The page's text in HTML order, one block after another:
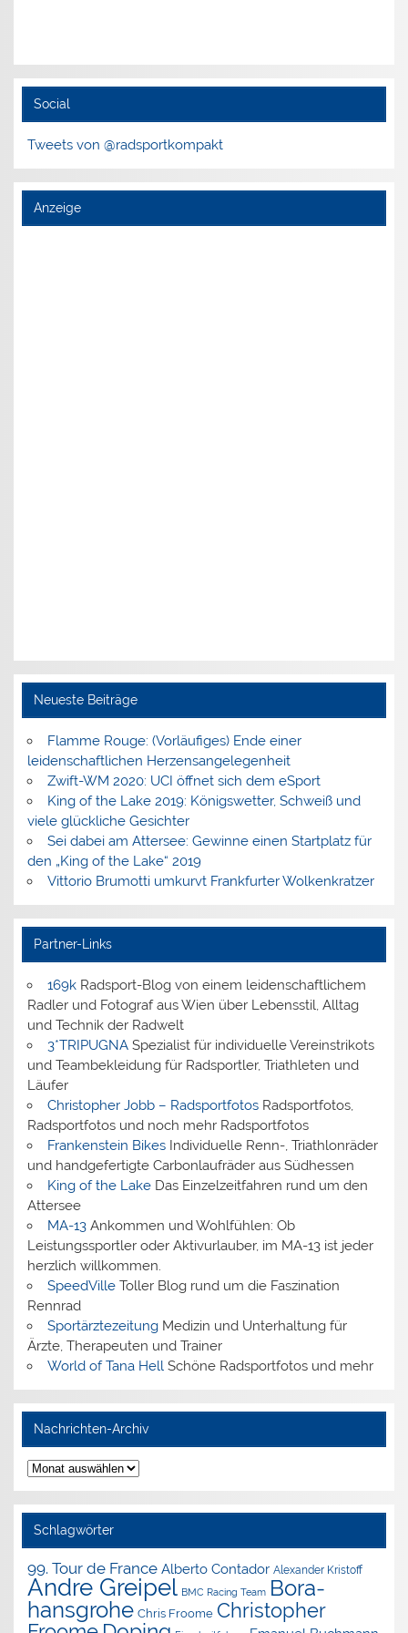
Social
Tweets von @radsportkompakt
Anzeige
Neueste Beiträge
Flamme Rouge: (Vorläufiges) Ende einer
leidenschaftlichen Herzensangelegenheit
Zwift-WM 2020: UCI öffnet sich dem eSport
King of the Lake 2019: Königswetter, Schweiß und
viele glückliche Gesichter
Sei dabei am Attersee: Gewinne einen Startplatz für
den „King of the Lake“ 2019
Vittorio Brumotti umkurvt Frankfurter Wolkenkratzer
Partner-Links
169kRadsport-Blog von einem leidenschaftlichem
Radler und Fotograf aus Wien über Lebensstil, Alltag
und Technik der Radwelt
3*TRIPUGNASpezialist für individuelle Vereinstrikots
und Teambekleidung für Radsportler, Triathleten und
Läufer
Christopher Jobb – RadsportfotosRadsportfotos,
Radsportfotos und noch mehr Radsportfotos
Frankenstein BikesIndividuelle Renn-, Triathlonräder
und handgefertigte Carbonlaufräder aus Südhessen
King of the LakeDas Einzelzeitfahren rund um den
Attersee
MA-13Ankommen und Wohlfühlen: Ob
Leistungssportler oder Aktivurlauber, im MA-13 ist jeder
herzlich willkommen.
SpeedVilleToller Blog rund um die Faszination
Rennrad
SportärztezeitungMedizin und Unterhaltung für
Ärzte, Therapeuten und Trainer
World of Tana HellSchöne Radsportfotos und mehr
Nachrichten-Archiv
Nachrichten-
Archiv
Schlagwörter
99. Tour de France Alberto Contador Alexander Kristoff
Andre Greipel BMC Racing Team Bora-
hansgrohe Chris Froome Christopher